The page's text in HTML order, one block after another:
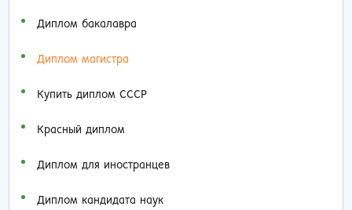
Диплом бакалавра
Диплом магистра
Купить диплом СССР
Красный диплом
Диплом для иностранцев
Диплом кандидата наук